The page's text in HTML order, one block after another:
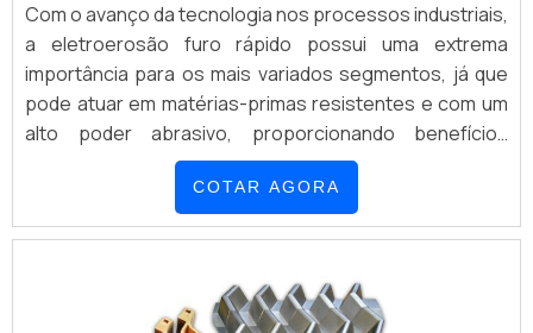
Com o avanço da tecnologia nos processos industriais,
a eletroerosão furo rápido possui uma extrema
importância para os mais variados segmentos, já que
pode atuar em matérias-primas resistentes e com um
alto poder abrasivo, proporcionando benefícios
únicos. O procedimento consiste na liberação de
descargas elétricas por eletrodos, que são capazes
de remover algumas matérias, fazendo com que os
COTAR AGORA